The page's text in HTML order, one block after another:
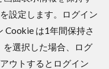
設定します。ログイン
Cookie は1年間保持さ
を選択した場合、ログ
ウトするとログイン